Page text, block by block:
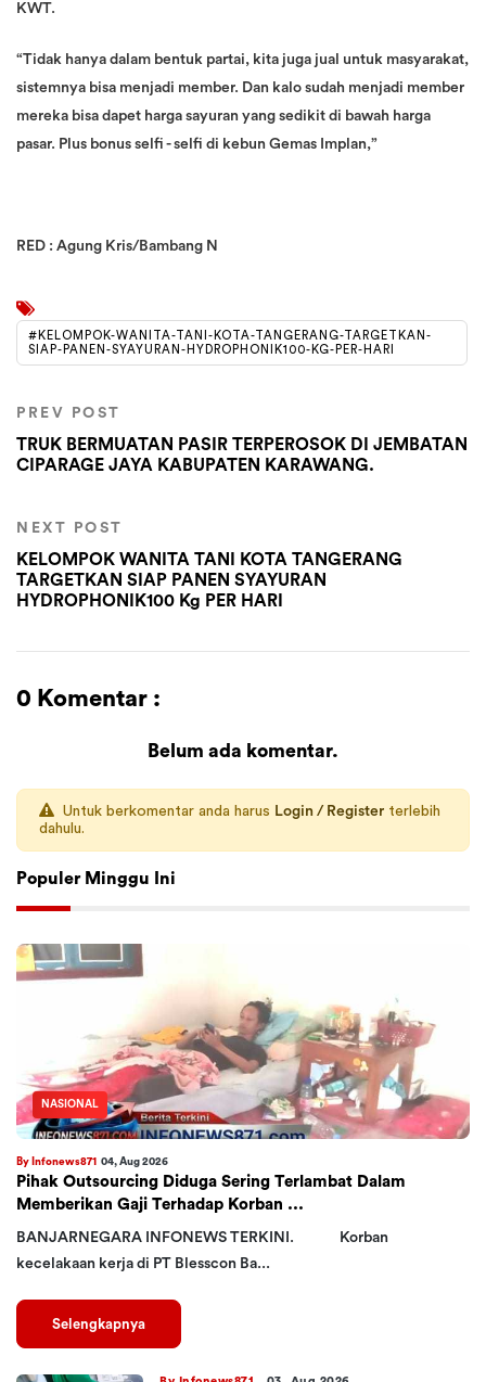
KWT.
“Tidak hanya dalam bentuk partai, kita juga jual untuk masyarakat,
sistemnya bisa menjadi member. Dan kalo sudah menjadi member
mereka bisa dapet harga sayuran yang sedikit di bawah harga
pasar. Plus bonus selfi - selfi di kebun Gemas Implan,”
RED : Agung Kris/Bambang N
#KELOMPOK-WANITA-TANI-KOTA-TANGERANG-TARGETKAN-
SIAP-PANEN-SYAYURAN-HYDROPHONIK100-KG-PER-HARI
PREV POST
TRUK BERMUATAN PASIR TERPEROSOK DI JEMBATAN
CIPARAGE JAYA KABUPATEN KARAWANG.
NEXT POST
KELOMPOK WANITA TANI KOTA TANGERANG
TARGETKAN SIAP PANEN SYAYURAN
HYDROPHONIK100 Kg PER HARI
0 Komentar :
Belum ada komentar.
Untuk berkomentar anda harus Login / Register terlebih
dahulu.
Populer Minggu Ini
NASIONAL
By Infonews871 04, Aug 2026
Pihak Outsourcing Diduga Sering Terlambat Dalam
Memberikan Gaji Terhadap Korban ...
BANJARNEGARA INFONEWS TERKINI. Korban
kecelakaan kerja di PT Blesscon Ba...
Selengkapnya